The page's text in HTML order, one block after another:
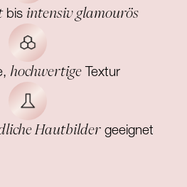
bis intensiv glamourös
hochwertigeTextur
Hautbilder geeignet